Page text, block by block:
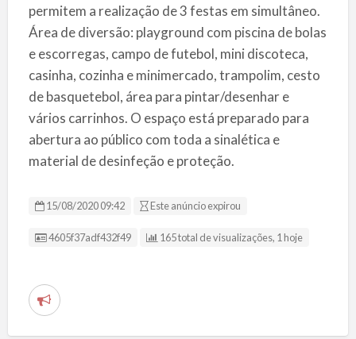
permitem a realização de 3 festas em simultâneo.
Área de diversão: playground com piscina de bolas
e escorregas, campo de futebol, mini discoteca,
casinha, cozinha e minimercado, trampolim, cesto
de basquetebol, área para pintar/desenhar e
vários carrinhos. O espaço está preparado para
abertura ao público com toda a sinalética e
material de desinfeção e proteção.
15/08/2020 09:42 Este anúncio expirou
ID da Listagem
4605f37adf432f49 165 total de visualizações, 1 hoje
R